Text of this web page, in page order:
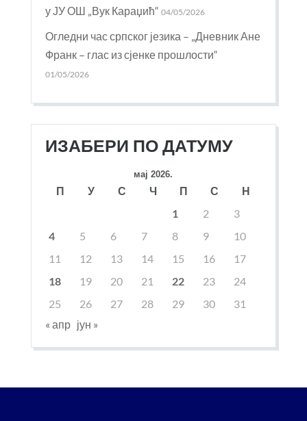
у ЈУ ОШ „Вук Караџић“ 04/05/2026
Огледни час српског језика – „Дневник Ане
Франк – глас из сјенке прошлости“
01/05/2026
ИЗАБЕРИ ПО ДАТУМУ
мај 2026.
П У С Ч П С
Н
1
2
3
4
5 6 7 8 9
10
11
12 13 14 15 16
17
18
19 20 21 22 23
24
25
26 27 28 29 30
31
« апр јун »